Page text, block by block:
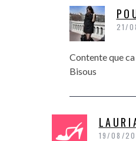
21/
Contente que
Bisous
19/08/